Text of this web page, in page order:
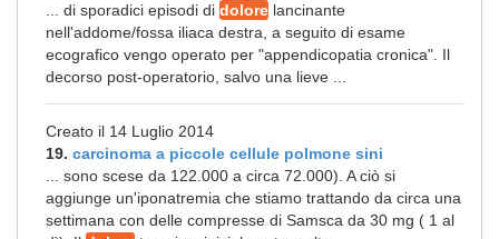
... di sporadici episodi di dolore lancinante
nell'addome/fossa iliaca destra, a seguito di esame
ecografico vengo operato per "appendicopatia cronica". Il
decorso post-operatorio, salvo una lieve ...
Creato il 14 Luglio 2014
19. carcinoma a piccole cellule polmone sini
... sono scese da 122.000 a circa 72.000). A ciò si
aggiunge un'iponatremia che stiamo trattando da circa una
settimana con delle compresse di Samsca da 30 mg ( 1 al